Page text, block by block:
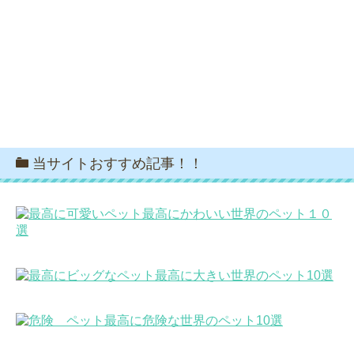
当サイトおすすめ記事！！
最高にかわいい世界のペット１０
選
最高に大きい世界のペット10選
最高に危険な世界のペット10選